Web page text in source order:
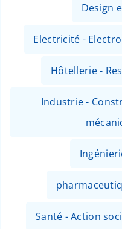
Design
Electricité -
Hôtellerie -
Industrie -
Santé - Action